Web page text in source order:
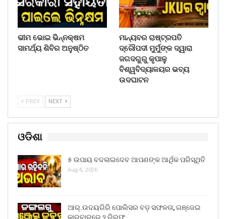
ଭୀମ ଭୋଇ ଭିନ୍ନକ୍ଷମ
ସାମର୍ଥ୍ୟ ଶିବିର ଅନୁଷ୍ଠିତ
ମାନ୍ୟବର ରାଷ୍ଟ୍ରପତି
ଦ୍ରୌପଦୀ ମୁର୍ମୁଙ୍କ ଦ୍ୱାରା
ଜଗଦଗୁରୁ କୃପାଳୁ
ବିଶ୍ୱବିଦ୍ୟାଳୟର ଭବ୍ୟ
ଉଦଘାଟନ
PREV NEXT
ଓଡିଶା
୫ ଉପାୟ ବଦଳାଇଦେବ ଆପଣଙ୍କ ଆର୍ଥିକ ପରିସ୍ଥିତି
Aug 6, 2026
ଆର୍.ଉଦୟଗିରି ପୋଲିସର ବଡ଼ ସଫଳତା, ଗଞ୍ଜେଇ
କାରବାରରେ ୨ ଗିରଫ